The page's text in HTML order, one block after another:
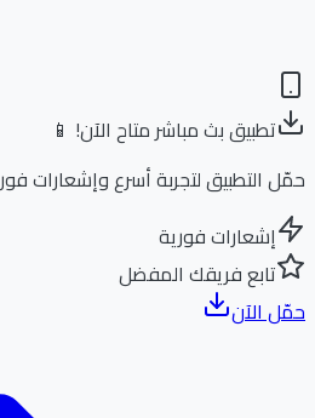
تطبيق بث مباشر متاح الآن! 📱
التطبيق لتجربة أسرع وإشعارات فورية
إشعارات فورية
تابع فريقك المفضل
الآن